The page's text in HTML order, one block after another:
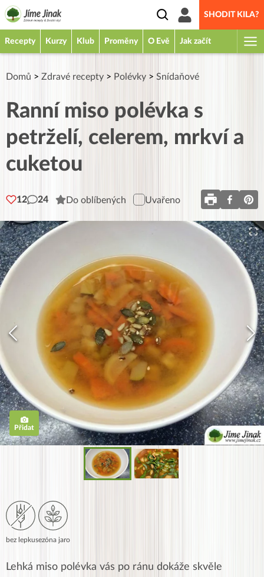
SHODIT KILA?
Recepty Kurzy Klub Proměny O Evě Jak začít
Domů > Zdravé recepty > Polévky > Snídaňové
Ranní miso polévka s
petrželí, celerem, mrkví a
cuketou
12 24 Do oblíbených Uvařeno
Přidat
bez lepkusezóna jaro
Lehká miso polévka vás po ránu dokáže skvěle